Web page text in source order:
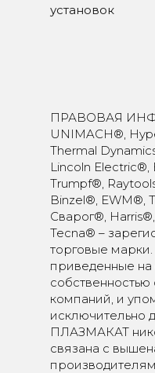
установок
ПРАВОВАЯ
UNIMACH®,
Thermal
Lincoln
Trumpf®,
Binzel®, EWM®,
Сварог®,
Tecna® –
торговые
приведенные на
компаний, и
исключительно
ПЛАЗМАКАТ
связана с